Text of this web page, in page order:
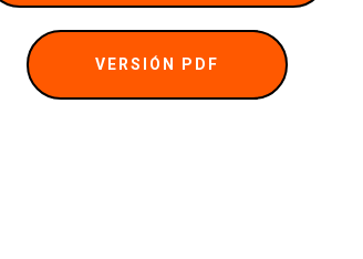
VERSIÓN PDF